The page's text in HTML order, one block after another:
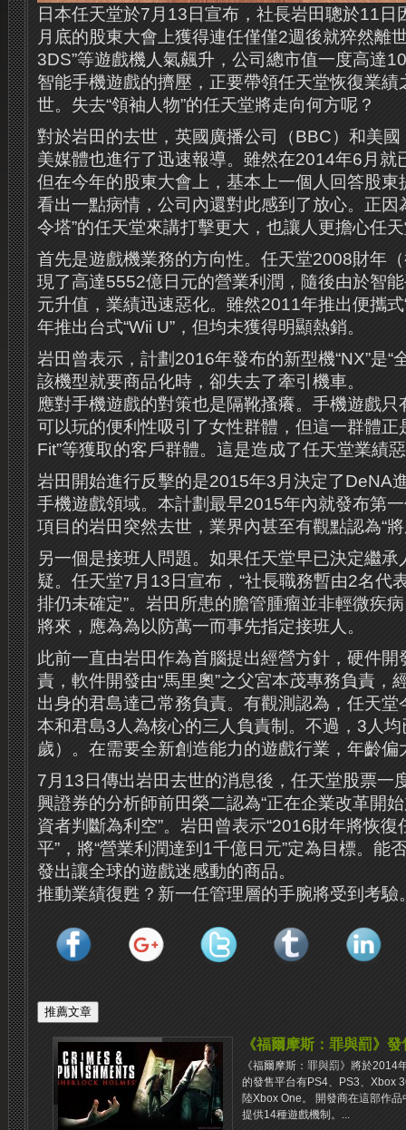
日本任天堂於7月13日宣布，社長岩田聰於11日
月底的股東大會上獲得連任僅僅2週後就猝然離
3DS”等遊戲機人氣飆升，公司總市值一度高達
智能手機遊戲的擠壓，正要帶領任天堂恢復業績
世。失去“領袖人物”的任天堂將走向何方呢？
對於岩田的去世，英國廣播公司（BBC）和美
美媒體也進行了迅速報導。雖然在2014年6月就
但在今年的股東大會上，基本上一個人回答股
看出一點病情，公司內還對此感到了放心。正因
令塔”的任天堂來講打擊更大，也讓人更擔心任
首先是遊戲機業務的方向性。任天堂2008財年
現了高達5552億日元的營業利潤，隨後由於智
元升值，業績迅速惡化。雖然2011年推出便攜
年推出台式“Wii U”，但均未獲得明顯熱銷。
岩田曾表示，計劃2016年發布的新型機“NX”是“
該機型就要商品化時，卻失去了牽引機車。
應對手機遊戲的對策也是隔靴搔癢。手機遊戲
可以玩的便利性吸引了女性群體，但這一群體正
Fit”等獲取的客戶群體。這是造成了任天堂業績
岩田開始進行反擊的是2015年3月決定了DeNA
手機遊戲領域。本計劃最早2015年內就發布第
項目的岩田突然去世，業界內甚至有觀點認為“
另一個是接班人問題。如果任天堂早已決定繼
疑。任天堂7月13日宣布，“社長職務暫由2名代
排仍未確定”。岩田所患的膽管腫瘤並非輕微疾
將來，應為為以防萬一而事先指定接班人。
此前一直由岩田作為首腦提出經營方針，硬件開
責，軟件開發由“馬里奧”之父宮本茂專務負責，
出身的君島達己常務負責。有觀測認為，任天
本和君島3人為核心的三人負責制。不過，3人
歲）。在需要全新創造能力的遊戲行業，年齡偏
7月13日傳出岩田去世的消息後，任天堂股票一
興證券的分析師前田榮二認為“正在企業改革開
資者判斷為利空”。岩田曾表示“2016財年將恢
平”，將“營業利潤達到1千億日元”定為目標。能
發出讓全球的遊戲迷感動的商品。
推動業績復甦？新一任管理層的手腕將受到考驗
《福爾摩斯：罪與罰》
《福爾摩斯：罪與罰》將於2014
的發售平台有PS4、PS3、Xbox
陸Xbox One。 開發商在這部作
提供14種遊戲機制。...